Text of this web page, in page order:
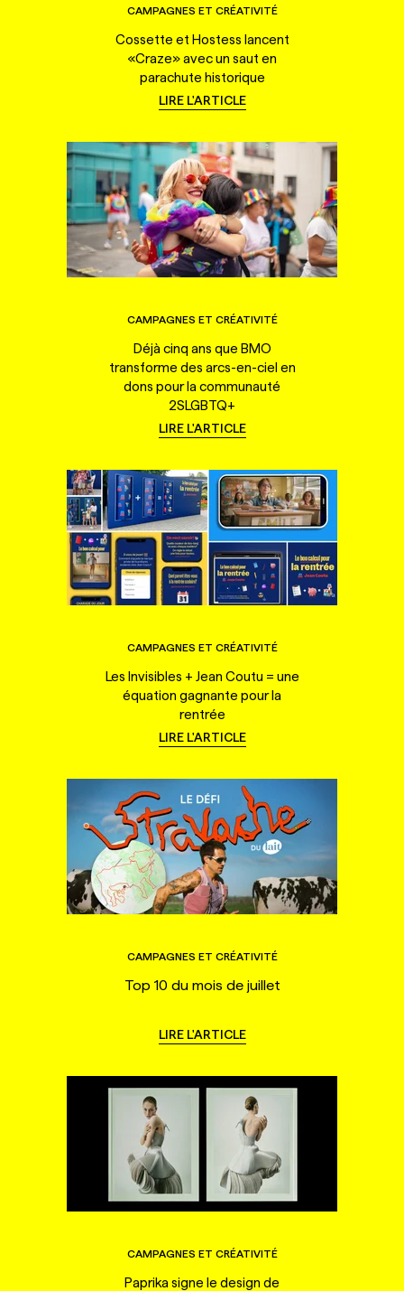
CAMPAGNES ET CRÉATIVITÉ
Cossette et Hostess lancent
«Craze» avec un saut en
parachute historique
LIRE L'ARTICLE
CAMPAGNES ET CRÉATIVITÉ
Déjà cinq ans que BMO
transforme des arcs-en-ciel en
dons pour la communauté
2SLGBTQ+
LIRE L'ARTICLE
CAMPAGNES ET CRÉATIVITÉ
Les Invisibles + Jean Coutu = une
équation gagnante pour la
rentrée
LIRE L'ARTICLE
CAMPAGNES ET CRÉATIVITÉ
Top 10 du mois de juillet
LIRE L'ARTICLE
CAMPAGNES ET CRÉATIVITÉ
Paprika signe le design de